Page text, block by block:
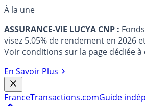
À la une
ASSURANCE-VIE LUCYA CNP :
visez 5.05% de rendement en 2026
Voir conditions sur la page dédiée
En Savoir Plus
FranceTransactions.comGuide